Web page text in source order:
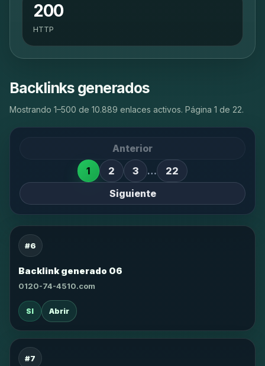
200
HTTP
Backlinks generados
Mostrando 1–500 de 10.889 enlaces activos. Página 1 de 22.
Anterior
1
2 3 …
22
Siguiente
#6
Backlink generado 06
0120-74-4510.com
SI Abrir
#7